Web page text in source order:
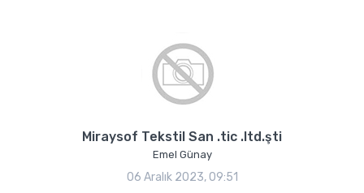
Miraysof Tekstil San .tic .ltd.şti
Emel Günay
06 Aralık 2023, 09:51